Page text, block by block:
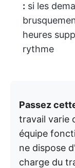
: si les
heures
rythme
Passez
travail varie
équipe
ne dispose
charge du